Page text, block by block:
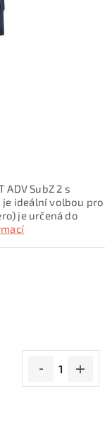
ADV SubZ 2 s
ideální volbou pro
je určená do